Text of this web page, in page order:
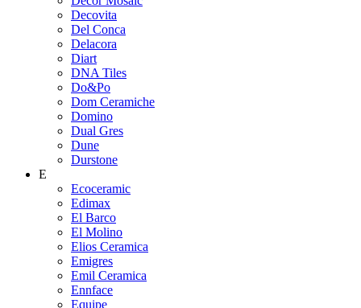
Decovita
Del Conca
Delacora
Diart
DNA Tiles
Do&Po
Dom Ceramiche
Domino
Dual Gres
Dune
Durstone
E
Ecoceramic
Edimax
El Barco
El Molino
Elios Ceramica
Emigres
Emil Ceramica
Ennface
Equipe